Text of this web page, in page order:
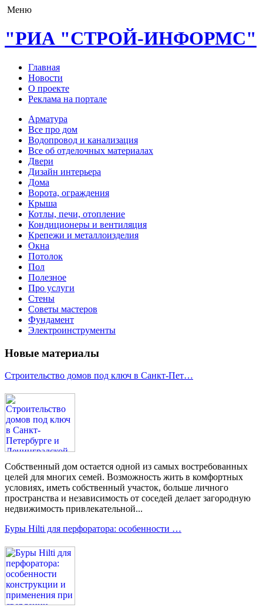
Меню
"РИА "СТРОЙ-ИНФОРМС"
Главная
Новости
О проекте
Реклама на портале
Арматура
Все про дом
Водопровод и канализация
Все об отделочных материалах
Двери
Дизайн интерьера
Дома
Ворота, ограждения
Крыша
Котлы, печи, отопление
Кондиционеры и вентиляция
Крепежи и металлоизделия
Окна
Потолок
Пол
Полезное
Про услуги
Стены
Советы мастеров
Фундамент
Электроинструменты
Новые материалы
Строительство домов под ключ в Санкт-Пет…
Собственный дом остается одной из самых востребованных
целей для многих семей. Возможность жить в комфортных
условиях, иметь собственный участок, больше личного
пространства и независимость от соседей делает загородную
недвижимость привлекательной...
Буры Hilti для перфоратора: особенности …